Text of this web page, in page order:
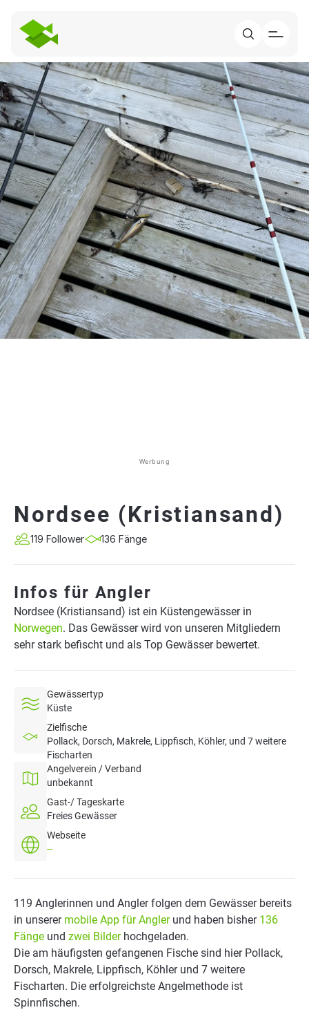
Werbung
Nordsee (Kristiansand)
119 Follower 136 Fänge
Infos für Angler
Nordsee (Kristiansand) ist ein Küstengewässer in
Norwegen. Das Gewässer wird von unseren Mitgliedern
sehr stark befischt und als Top Gewässer bewertet.
Gewässertyp
Küste
Zielfische
Pollack, Dorsch, Makrele, Lippfisch, Köhler, und 7 weitere
Fischarten
Angelverein / Verband
unbekannt
Gast-/ Tageskarte
Freies Gewässer
Webseite
--
119 Anglerinnen und Angler folgen dem Gewässer bereits
in unserer mobile App für Anglerund haben bisher 136
Fänge und zwei Bilderhochgeladen.
Die am häufigsten gefangenen Fische sind hier Pollack,
Dorsch, Makrele, Lippfisch, Köhler und 7 weitere
Fischarten. Die erfolgreichste Angelmethode ist
Spinnfischen.